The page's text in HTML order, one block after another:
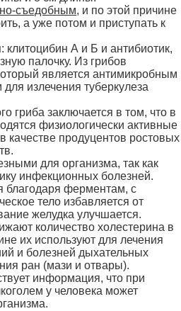
съедобным, и по этой причине
а уже потом и приступать к
клитоцибин А и Б и антибиотик,
палочку. Из грибов
является антимикробным
излечения туберкулеза
гриба заключается в том, что в
физиологически активные
продуцентов ростовых
для организма, так как
инфекционных болезней.
благодаря ферментам, с
тело избавляется от
желудка улучшается.
количество холестерина в
их используют для лечения
и болезней дыхательных
ран (мази и отвары).
информация, что при
у человека может